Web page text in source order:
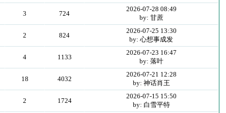
3 724
2026-07-28 08:49
by: 甘蔗
2 824
2026-07-25 13:30
by: 心想事成发
4 1133
2026-07-23 16:47
by: 落叶
18 4032
2026-07-21 12:28
by: 神话肖王
2 1724
2026-07-15 15:50
by: 白雪平特